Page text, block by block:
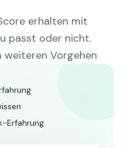
erhalten mit
passt oder nicht.
weiteren Vorgehen
Erfahrung